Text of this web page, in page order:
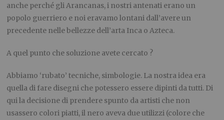
anche perché gli Arancanas, i nostri antenati erano un
popolo guerriero e noi eravamo lontani dall’avere un
precedente nelle bellezze dell’arta Inca o Azteca.
A quel punto che soluzione avete cercato ?
Abbiamo ‘rubato’ tecniche, simbologie. La nostra idea era
quella di fare disegni che potessero essere dipinti da tutti. Di
qui la decisione di prendere spunto da artisti che non
usassero colori piatti, il nero aveva due utilizzi (colore che